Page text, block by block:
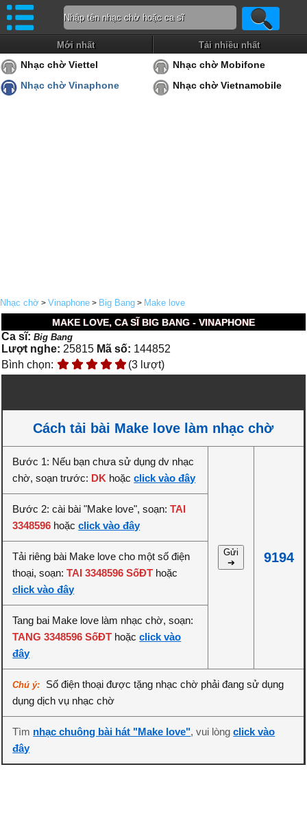
Mới nhất Tải nhiều nhất
Nhạc chờ Viettel
Nhạc chờ Mobifone
Nhạc chờ Vinaphone
Nhạc chờ Vietnamobile
Nhạc chờ > Vinaphone > Big Bang > Make love
MAKE LOVE, CA SĨ BIG BANG - VINAPHONE
Ca sĩ:Big Bang
Lượt nghe: 25815 Mã số: 144852
Bình chọn:
(3 lượt)
Cách tải bài Make love làm nhạc chờ
Bước 1: Nếu bạn chưa sử dụng dv nhạc
chờ, soạn trước: DK hoặcclick vào đây
Gửi
➔
9194
Bước 2: cài bài "Make love", soạn:TAI
3348596 hoặcclick vào đây
Tải riêng bài Make love cho một số điện
thoại, soạn:TAI 3348596 SốĐT hoặc
click vào đây
Tang bai Make love làm nhạc chờ, soạn:
TANG 3348596 SốĐT hoặcclick vào
đây
Chú ý:
Số điện thoại được tặng nhạc chờ phải đang sử dụng
dụng dịch vụ nhạc chờ
Tìm nhạc chuông bài hát "Make love", vui lòngclick vào
đây